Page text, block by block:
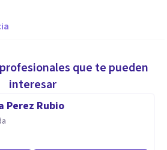
que te pueden
interesar
Perez Rubio